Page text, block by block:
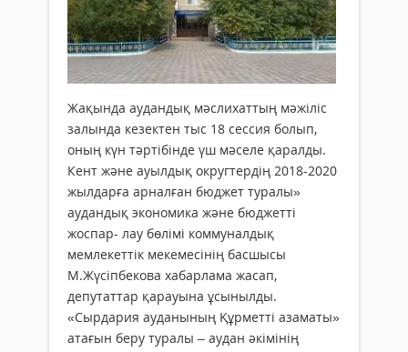
Жақында аудандық мәслихаттың мәжіліс
залында кезектен тыс 18 сессия болып,
оның күн тәртібінде үш мәселе қаралды.
Кент және ауылдық округтердің 2018-2020
жылдарға арналған бюджет туралы»
аудандық экономика және бюджетті
жоспар- лау бөлімі коммуналдық
мемлекеттік мекемесінің басшысы
М.Жүсіпбекова хабарлама жасап,
депутаттар қарауына ұсынылды.
«Сырдария ауданының Құрметті азаматы»
атағын беру туралы – аудан әкімінің